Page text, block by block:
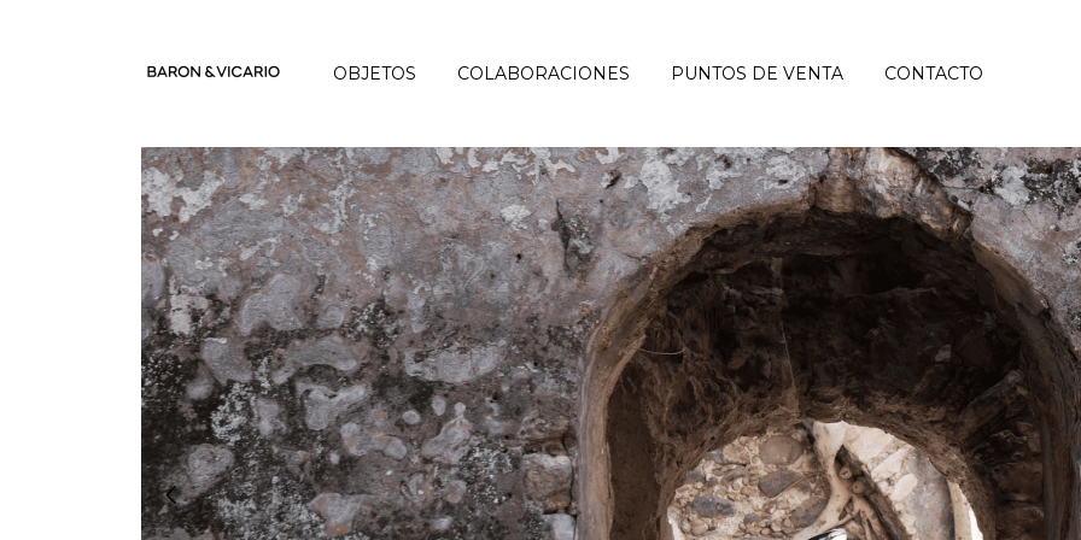
OBJETOS COLABORACIONES PUNTOS DE VENTA CONTACTO